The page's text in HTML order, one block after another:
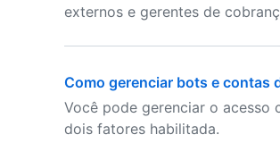
externos e gerentes de
Como gerenciar bots e contas
Você pode gerenciar o
dois fatores habilitada.